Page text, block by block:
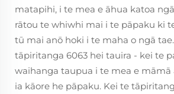
matapihi, i te mea e āhua katoa
rātou te whiwhi mai i te pāpaku ki
tū mai anō hoki i te maha o ngā
tāpiritanga 6063 hei tauira - kei te
waihanga taupua i te mea e māmā
ia kāore he pāpaku. Kei te